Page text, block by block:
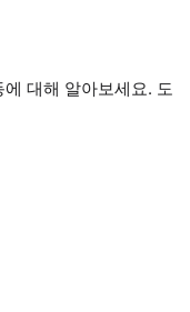
대해 알아보세요. 도